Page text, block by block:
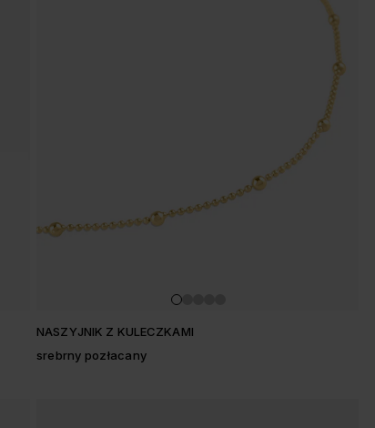
NASZYJNIK Z KULECZKAMI
srebrny pozłacany